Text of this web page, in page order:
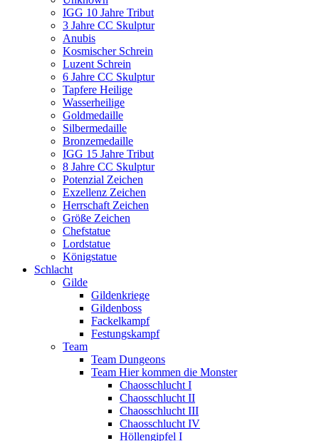
IGG 10 Jahre Tribut
3 Jahre CC Skulptur
Anubis
Kosmischer Schrein
Luzent Schrein
6 Jahre CC Skulptur
Tapfere Heilige
Wasserheilige
Goldmedaille
Silbermedaille
Bronzemedaille
IGG 15 Jahre Tribut
8 Jahre CC Skulptur
Potenzial Zeichen
Exzellenz Zeichen
Herrschaft Zeichen
Größe Zeichen
Chefstatue
Lordstatue
Königstatue
Schlacht
Gilde
Gildenkriege
Gildenboss
Fackelkampf
Festungskampf
Team
Team Dungeons
Team Hier kommen die Monster
Chaosschlucht I
Chaosschlucht II
Chaosschlucht III
Chaosschlucht IV
Höllengipfel I